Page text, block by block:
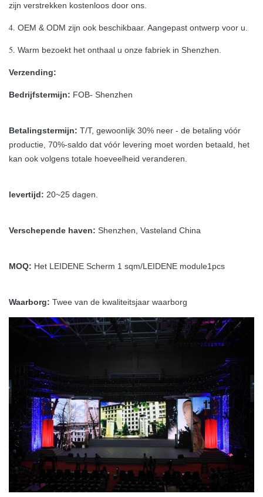
zijn verstrekken kostenloos door ons.
4. OEM & ODM zijn ook beschikbaar. Aangepast ontwerp voor u.
5. Warm bezoekt het onthaal u onze fabriek in Shenzhen.
Verzending:
Bedrijfstermijn: FOB- Shenzhen
Betalingstermijn: T/T, gewoonlijk 30% neer - de betaling vóór
productie, 70%-saldo dat vóór levering moet worden betaald, het
kan ook volgens totale hoeveelheid veranderen.
levertijd: 20~25 dagen.
Verschepende haven: Shenzhen, Vasteland China
MOQ: Het LEIDENE Scherm 1 sqm/LEIDENE module1pcs
Waarborg: Twee van de kwaliteitsjaar waarborg